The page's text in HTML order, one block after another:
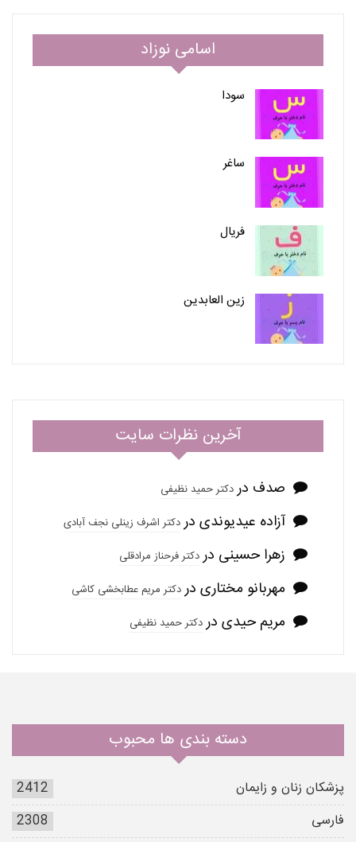
اسامی نوزاد
سودا
ساغر
فریال
زین العابدین
آخرین نظرات سایت
صدف دردکتر حمید نظیفی
آزاده عیدیوندی دردکتر اشرف زینلی نجف آبادی
زهرا حسینی دردکتر فرحناز مرادقلی
مهربانو مختاری دردکتر مریم عطابخشی کاشی
مریم حیدی دردکتر حمید نظیفی
دسته بندی ها محبوب
پزشکان زنان و زایمان
2412
فارسی
2308